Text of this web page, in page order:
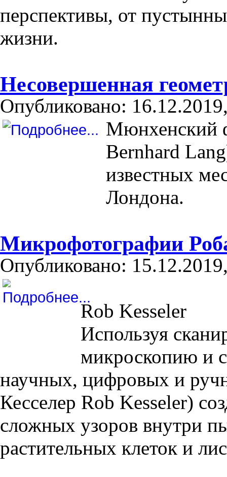
перспективы, от
жизни.
Несовершенная
Опубликовано:
Мюнхенский
Bernhard
известных
Лондона.
Микрофотографии
Опубликовано:
Rob Kesseler
Используя
микроскопию и
научных, цифровых и
Кесселер Rob Kesseler)
сложных узоров внутри
растительных клеток и